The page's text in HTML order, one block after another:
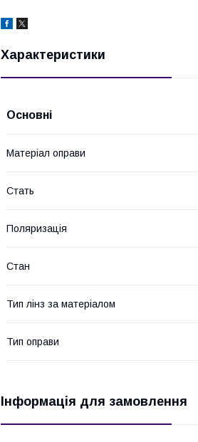
Характеристики
Основні
Матеріал оправи
Стать
Поляризація
Стан
Тип лінз за матеріалом
Тип оправи
Інформація для замовлення